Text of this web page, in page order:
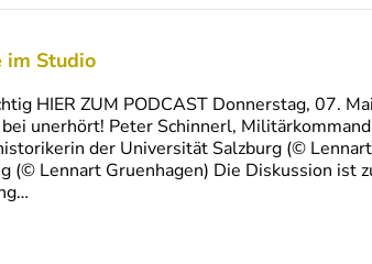
im Studio
HIER ZUM PODCAST Donnerstag, 07.
unerhört! Peter Schinnerl,
der Universität Salzburg (©
(© Lennart Gruenhagen) Die Diskussion ist